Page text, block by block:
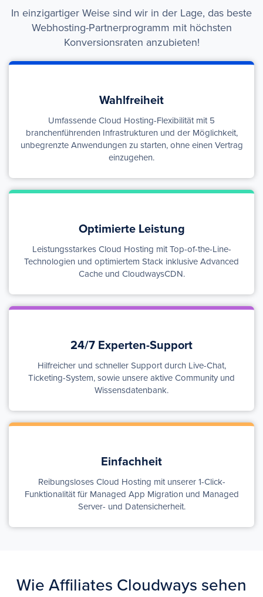
In einzigartiger Weise sind wir in der Lage, das beste
Webhosting-Partnerprogramm mit höchsten
Konversionsraten anzubieten!
Wahlfreiheit
Umfassende Cloud Hosting-Flexibilität mit 5
branchenführenden Infrastrukturen und der Möglichkeit,
unbegrenzte Anwendungen zu starten, ohne einen Vertrag
einzugehen.
Optimierte Leistung
Leistungsstarkes Cloud Hosting mit Top-of-the-Line-
Technologien und optimiertem Stack inklusive Advanced
Cache und CloudwaysCDN.
24/7 Experten-Support
Hilfreicher und schneller Support durch Live-Chat,
Ticketing-System, sowie unsere aktive Community und
Wissensdatenbank.
Einfachheit
Reibungsloses Cloud Hosting mit unserer 1-Click-
Funktionalität für Managed App Migration und Managed
Server- und Datensicherheit.
Wie Affiliates Cloudways sehen